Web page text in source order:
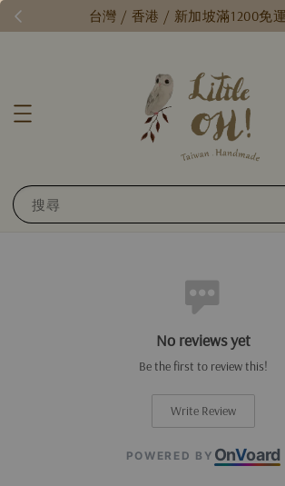
台灣 / 香港 / 新加坡滿1200免運
搜尋
No reviews yet
Be the first to review this!
Write Review
POWERED BY OnVoard